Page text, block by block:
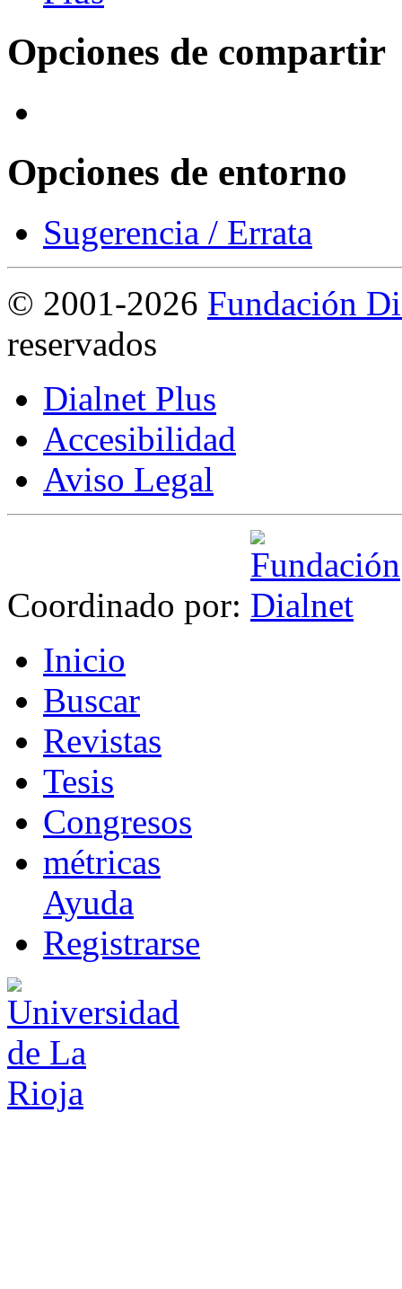
Opciones de compartir
Opciones de entorno
Sugerencia / Errata
© 2001-2026 Fundación
reservados
Dialnet Plus
Accesibilidad
Aviso Legal
Coordinado por:
Inicio
Buscar
Revistas
Tesis
Congresos
métricas
Ayuda
Registrarse